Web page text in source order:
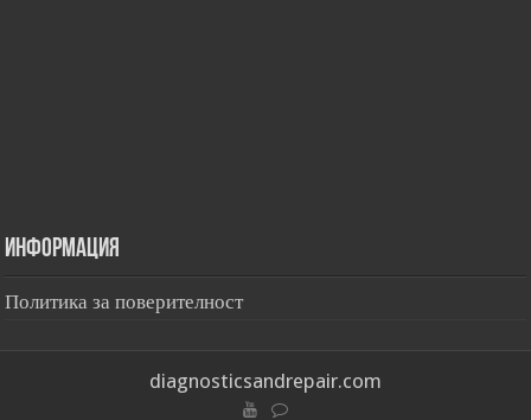
Информация
Политика за поверителност
diagnosticsandrepair.com